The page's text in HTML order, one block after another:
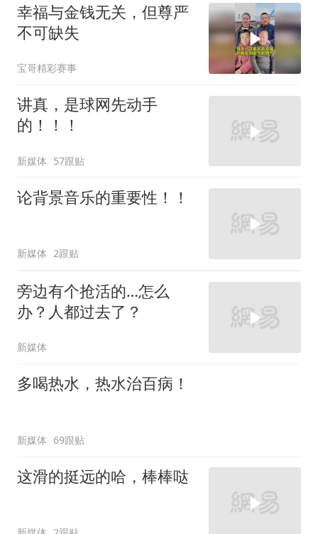
幸福与金钱无关，但尊严
不可缺失
宝哥精彩赛事
讲真，是球网先动手
的！！！
新媒体 57跟贴
论背景音乐的重要性！！
新媒体 2跟贴
旁边有个抢活的…怎么
办？人都过去了？
新媒体
多喝热水，热水治百病！
新媒体 69跟贴
这滑的挺远的哈，棒棒哒